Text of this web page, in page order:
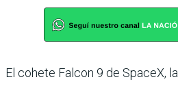
El cohete Falcon 9 de SpaceX,